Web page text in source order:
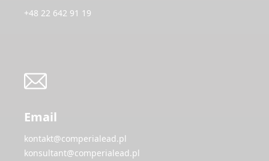
+48 22 642 91 19
Email
kontakt@comperialead.pl
konsultant@comperialead.pl